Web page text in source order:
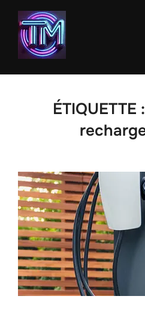
Aller
contenu
ÉTIQUETTE :